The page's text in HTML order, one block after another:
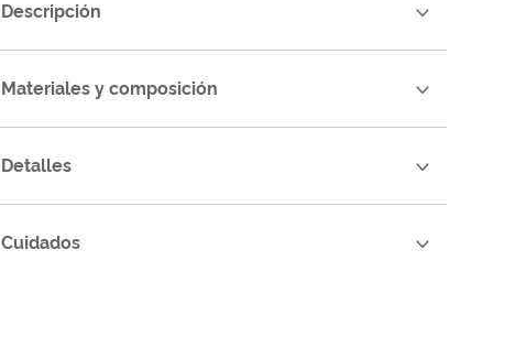
Descripción
Materiales y composición
Detalles
Cuidados